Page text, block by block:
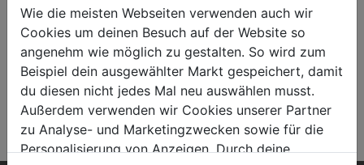
Theresienthalstraße 3
A-4810 Gmunden
Tel.: +43 7612 64 680
e-mail: office@thalhammer-farben.at
Wie die meisten Webseiten verwenden auch wir
Cookies um deinen Besuch auf der Website so
angenehm wie möglich zu gestalten. So wird zum
Beispiel dein ausgewählter Markt gespeichert, damit
du diesen nicht jedes Mal neu auswählen musst.
Außerdem verwenden wir Cookies unserer Partner
zu Analyse- und Marketingzwecken sowie für die
Personalisierung von Anzeigen. Durch deine